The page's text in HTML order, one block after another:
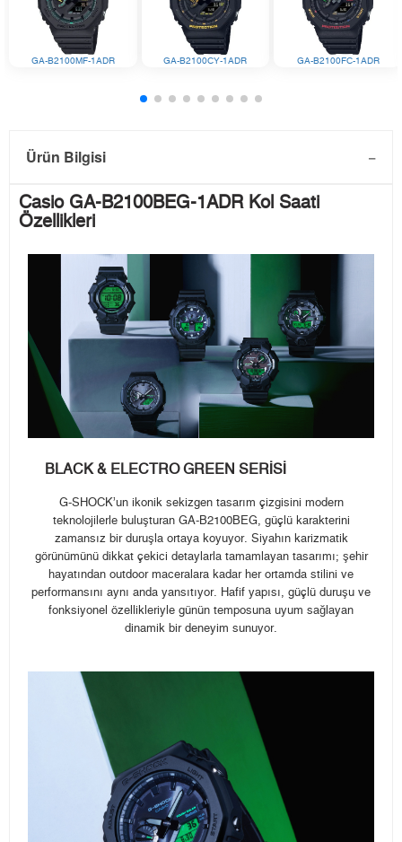
GA-B2100MF-1ADR GA-B2100CY-1ADR GA-B2100FC-1ADR
Ürün Bilgisi
Casio GA-B2100BEG-1ADR Kol Saati
Özellikleri
BLACK & ELECTRO GREEN SERİSİ
G-SHOCK’un ikonik sekizgen tasarım çizgisini modern
teknolojilerle buluşturan GA-B2100BEG, güçlü karakterini
zamansız bir duruşla ortaya koyuyor. Siyahın karizmatik
görünümünü dikkat çekici detaylarla tamamlayan tasarımı; şehir
hayatından outdoor maceralara kadar her ortamda stilini ve
performansını aynı anda yansıtıyor. Hafif yapısı, güçlü duruşu ve
fonksiyonel özellikleriyle günün temposuna uyum sağlayan
dinamik bir deneyim sunuyor.